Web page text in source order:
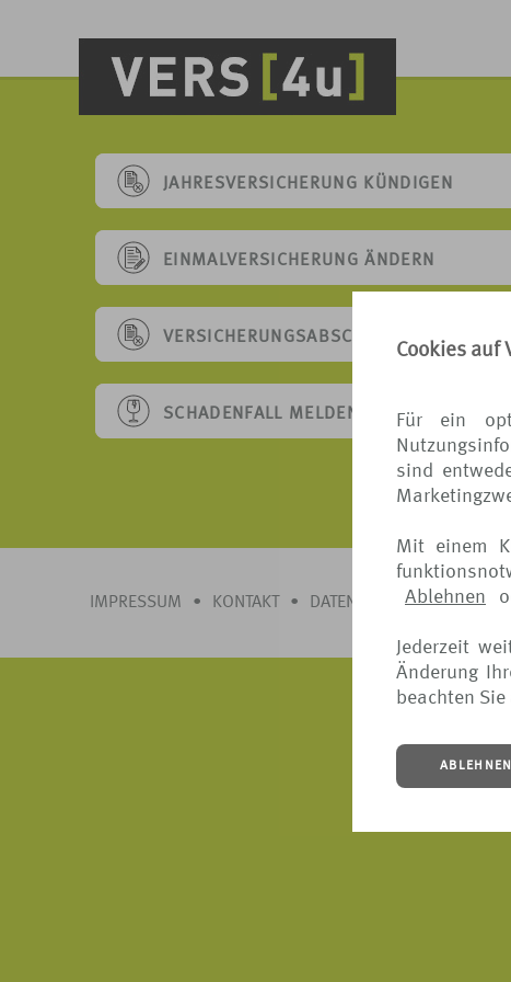
Cookies auf
Für ein
sind
Mit einem
Ablehnen
Jederzeit
Änderung
beachten
ABLEHNEN
JAHRESVERSICHERUNG KÜNDIGEN
EINMALVERSICHERUNG ÄNDERN
VERSICHERUNGSABSCHLUSS
SCHADENFALL MELDEN
IMPRESSUM • KONTAKT • DATENSCHUTZ • COOKIE-